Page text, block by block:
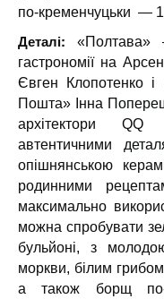
по-кременчуцьки —
Деталі:«Полтава»
гастрономії на
Євген Клопотенко і
Пошта» Інна
архітектори QQ
автентичними
опішнянською
родинними
максимально
можна спробувати
бульйоні, з
моркви, білим
а також борщ по-